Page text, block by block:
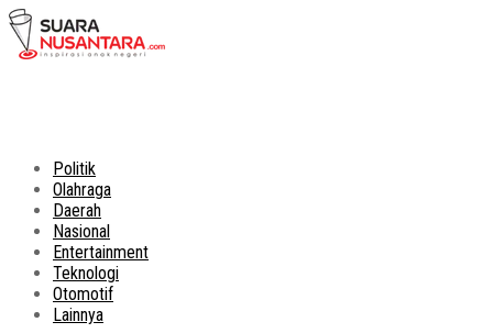
Politik
Olahraga
Daerah
Nasional
Entertainment
Teknologi
Otomotif
Lainnya